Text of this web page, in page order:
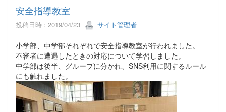
安全指導教室
投稿日時 : 2019/04/23 サイト管理者
小学部、中学部それぞれで安全指導教室が行われました。
不審者に遭遇したときの対応について学習しました。
中学部は後半、グループに分かれ、SNS利用に関するルール
にも触れました。